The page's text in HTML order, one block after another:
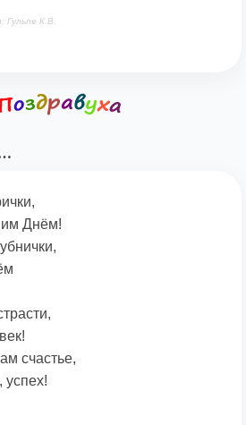
К.В.
Днём!
счастье,
успех!